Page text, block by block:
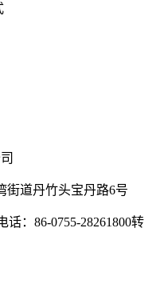
道丹竹头宝丹路6号
：86-0755-28261800转